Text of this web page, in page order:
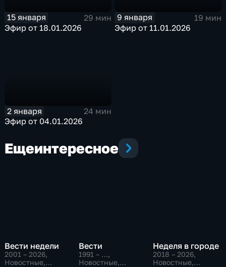
15 января
29 мин
Эфир от 18.01.2026
9 января
19 мин
Эфир от 11.01.2026
2 января
24 мин
Эфир от 04.01.2026
Ещеинтересное
Вести недели
2001 – 2026,
Новостные,
Вести
1991 – …,
Новостные,
Неделя в городе
2018 – 2026,
Новостные,